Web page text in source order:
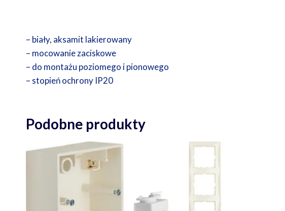
– biały, aksamit lakierowany
– mocowanie zaciskowe
– do montażu poziomego i pionowego
– stopień ochrony IP20
Podobne produkty